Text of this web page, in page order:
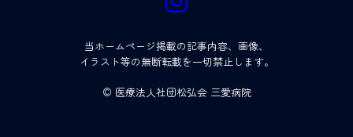
当ホームページ掲載の記事内容、画像、
イラスト等の無断転載を一切禁止します。
© 医療法人社団松弘会 三愛病院